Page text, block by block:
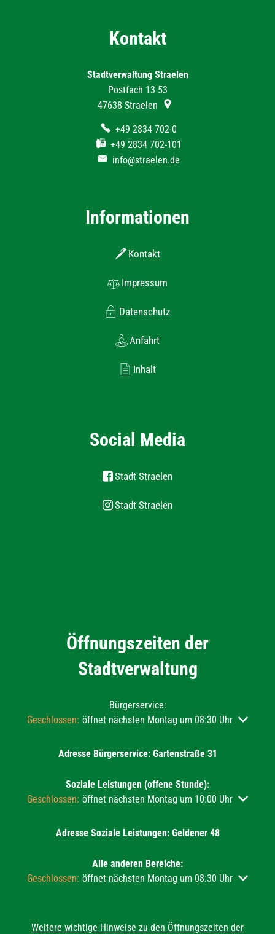
Kontakt
Stadtverwaltung Straelen
Postfach 13 53
47638 Straelen
+49 2834 702-0
+49 2834 702-101
info@straelen.de
Informationen
Kontakt
Impressum
Datenschutz
Anfahrt
Inhalt
Social Media
Stadt Straelen
Stadt Straelen
Öffnungszeiten der
Stadtverwaltung
Bürgerservice:
Klicken, um weitere Öffnungs- oder Schließzeiten
Geschlossen: öffnet nächsten Montag um 08:30 Uhr
Adresse Bürgerservice: Gartenstraße 31
Soziale Leistungen (offene Stunde):
Klicken, um weitere Öffnungs- oder Schließzeiten
Geschlossen: öffnet nächsten Montag um 10:00 Uhr
Adresse Soziale Leistungen: Geldener 48
Alle anderen Bereiche:
Klicken, um weitere Öffnungs- oder Schließzeiten
Geschlossen: öffnet nächsten Montag um 08:30 Uhr
Weitere wichtige Hinweise zu den Öffnungszeiten der